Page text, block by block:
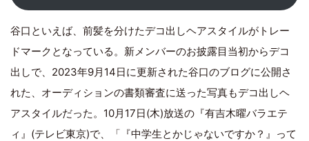
谷口といえば、前髪を分けたデコ出しヘアスタイルがトレー
ドマークとなっている。新メンバーのお披露目当初からデコ
出しで、2023年9月14日に更新された谷口のブログに公開さ
れた、オーディションの書類審査に送った写真もデコ出しヘ
アスタイルだった。10月17日(木)放送の『有吉木曜バラエテ
ィ』(テレビ東京)で、「『中学生とかじゃないですか？』って